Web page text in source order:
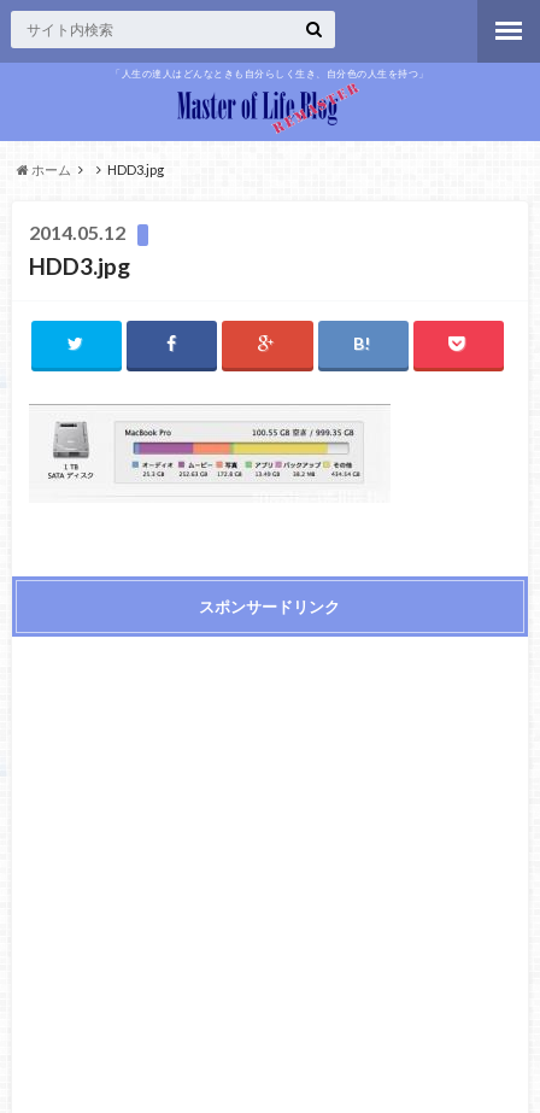
「人生の達人はどんなときも自分らしく生き、自分色の人生を持つ」
ホーム HDD3.jpg
2014.05.12
HDD3.jpg
スポンサードリンク